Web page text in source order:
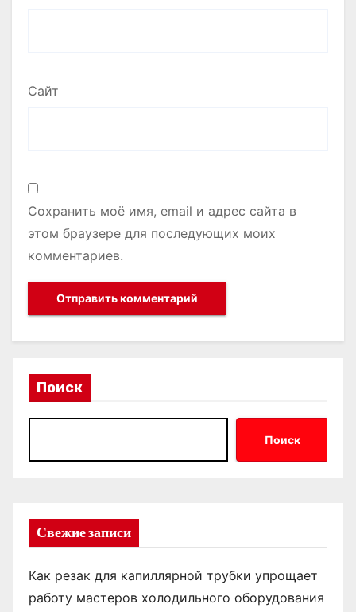
Сайт
Сохранить моё имя, email и адрес сайта в
этом браузере для последующих моих
комментариев.
Поиск
Поиск
Свежие записи
Как резак для капиллярной трубки упрощает
работу мастеров холодильного оборудования